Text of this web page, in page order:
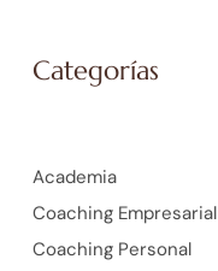
Categorías
Academia
Coaching Empresarial
Coaching Personal